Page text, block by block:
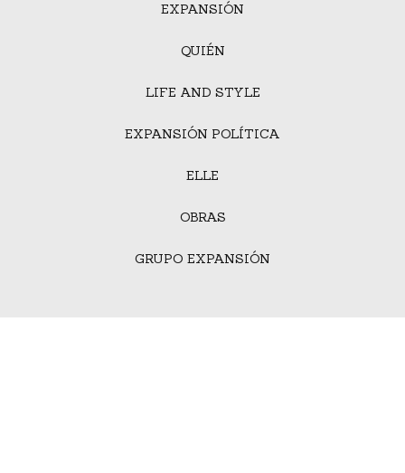
EXPANSIÓN
QUIÉN
LIFE AND STYLE
EXPANSIÓN POLÍTICA
ELLE
OBRAS
GRUPO EXPANSIÓN